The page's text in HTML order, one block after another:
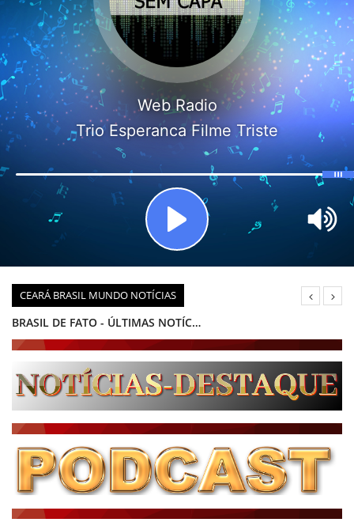
CEARÁ BRASIL MUNDO NOTÍCIAS
NOTÍCIAS DESTAQUE DO DIA
BRASIL NOTÍCIAS
ÚLTIMAS NOTÍCIAS
NOTÍCIAS TAMBÉM NA TELA
CN7
JORNAL DO BRASIL
CNN BRASIL